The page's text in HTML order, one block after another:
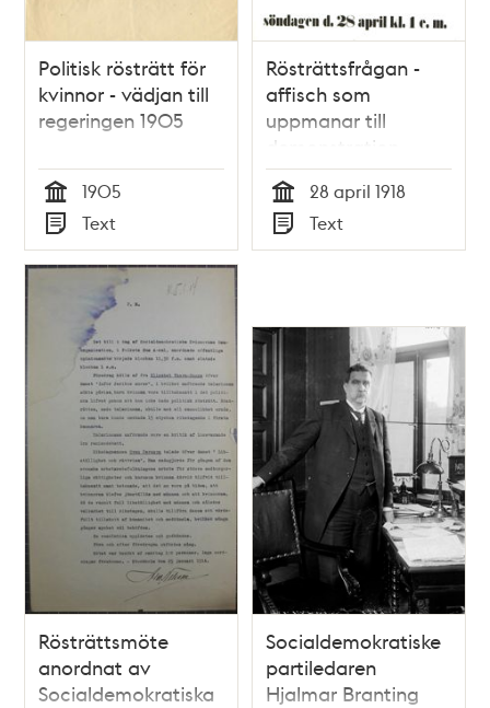
Politisk rösträtt för
kvinnor - vädjan till
regeringen 1905
Tid
1905
Typ
Text
Rösträttsfrågan -
affisch som
uppmanar till
demonstration
Tid
28 april 1918
Typ
Text
Rösträttsmöte
anordnat av
Socialdemokratiska
Socialdemokratiske
partiledaren
Hjalmar Branting